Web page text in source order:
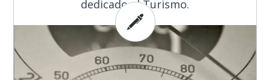
dedicado al Turismo.
SEGUIR LEYENDO
BY: EVOCA - IN: ECONOMÍA,EESPAÑA,ESTUDIOS INTERNET, MÓVILES
REDES
SOCIALES,SOCIEDAD INFORMACIÓN TRANSFORMACIÓN DIGITAL -1